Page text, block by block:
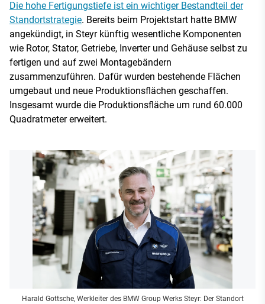
Die hohe Fertigungstiefe ist ein wichtiger Bestandteil der
Standortstrategie. Bereits beim Projektstart hatte BMW
angekündigt, in Steyr künftig wesentliche Komponenten
wie Rotor, Stator, Getriebe, Inverter und Gehäuse selbst zu
fertigen und auf zwei Montagebändern
zusammenzuführen. Dafür wurden bestehende Flächen
umgebaut und neue Produktionsflächen geschaffen.
Insgesamt wurde die Produktionsfläche um rund 60.000
Quadratmeter erweitert.
Harald Gottsche, Werkleiter des BMW Group Werks Steyr: Der Standort